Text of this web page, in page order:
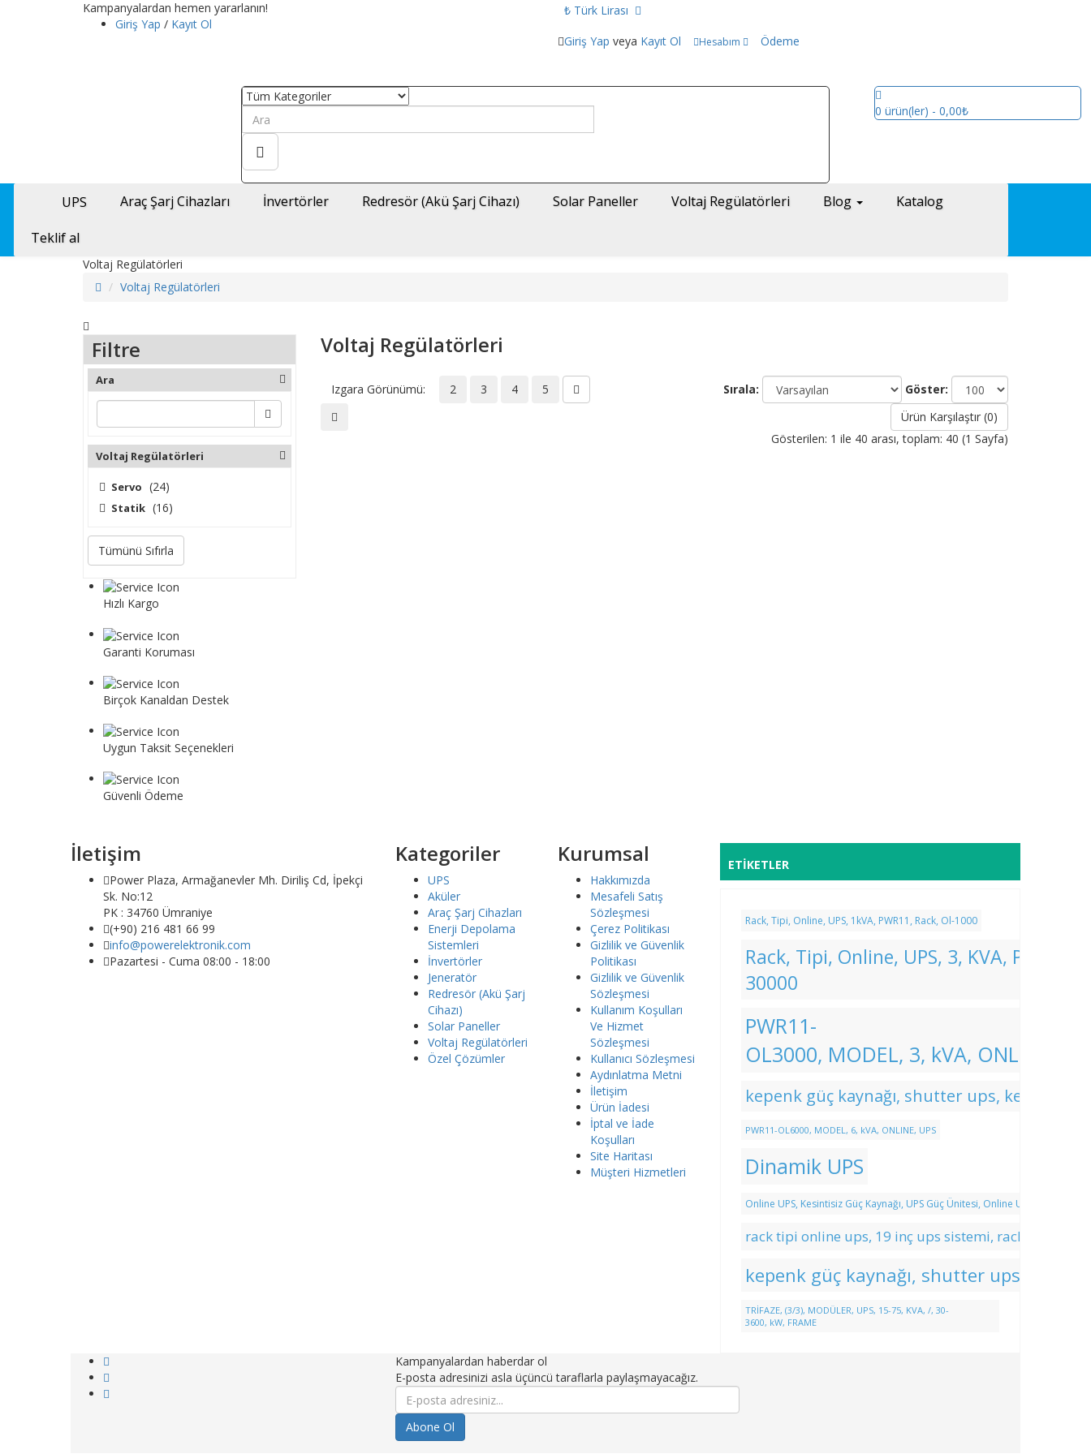
Kampanyalardan hemen yararlanın!
Giriş Yap / Kayıt Ol
Giriş Yap veya Kayıt Ol Hesabım Ödeme
0 ürün(ler) - 0,00₺
UPS Araç Şarj Cihazları İnvertörler Redresör (Akü Şarj Cihazı) Solar Paneller Voltaj Regülatörleri Blog Katalog
Teklif al
Voltaj Regülatörleri
Voltaj Regülatörleri
Filtre
Ara
Voltaj Regülatörleri
Servo (24)
Statik (16)
Tümünü Sıfırla
Voltaj Regülatörleri
Izgara Görünümü: 2 3 4 5 Sırala:
Göster:
Ürün Karşılaştır (0)
Gösterilen: 1 ile 40 arası, toplam: 40 (1 Sayfa)
Hızlı Kargo
Garanti Koruması
Birçok Kanaldan Destek
Uygun Taksit Seçenekleri
Güvenli Ödeme
İletişim
Power Plaza, Armağanevler Mh. Diriliş Cd, İpekçi
Sk. No:12
PK : 34760 Ümraniye
(+90) 216 481 66 99
info@powerelektronik.com
Pazartesi - Cuma 08:00 - 18:00
Kategoriler
UPS
Aküler
Araç Şarj Cihazları
Enerji Depolama
Sistemleri
İnvertörler
Jeneratör
Redresör (Akü Şarj
Cihazı)
Solar Paneller
Voltaj Regülatörleri
Özel Çözümler
Kurumsal
Hakkımızda
Mesafeli Satış
Sözleşmesi
Çerez Politikası
Gizlilik ve Güvenlik
Politikası
Gizlilik ve Güvenlik
Sözleşmesi
Kullanım Koşulları
Ve Hizmet
Sözleşmesi
Kullanıcı Sözleşmesi
Aydınlatma Metni
İletişim
Ürün İadesi
İptal ve İade
Koşulları
Site Haritası
Müşteri Hizmetleri
ETIKETLER
Rack, Tipi, Online, UPS, 1kVA, PWR11, Rack, Ol-1000
Rack, Tipi, Online, UPS, 3, KVA, PWR11,
30000
PWR11-
OL3000, MODEL, 3, kVA, ONLINE,
kepenk güç kaynağı, shutter ups, kepenk
PWR11-OL6000, MODEL, 6, kVA, ONLINE, UPS
Dinamik UPS
Online UPS, Kesintisiz Güç Kaynağı, UPS Güç Ünitesi, Online UPS Fiyatları,
rack tipi online ups, 19 inç ups sistemi, rack mount
kepenk güç kaynağı, shutter ups,
TRİFAZE, (3/3), MODÜLER, UPS, 15-75, KVA, /, 30-
3600, kW, FRAME
Kampanyalardan haberdar ol
E-posta adresinizi asla üçüncü taraflarla paylaşmayacağız.
Abone Ol